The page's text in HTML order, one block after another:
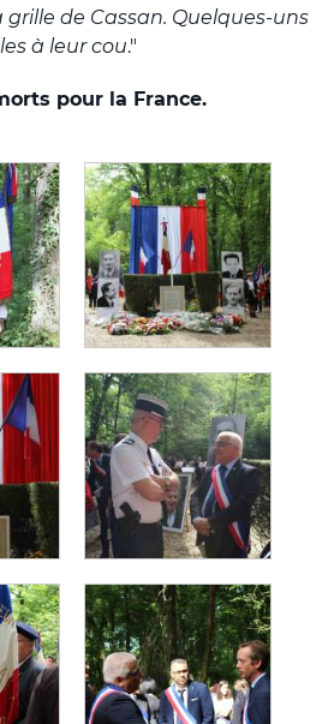
de Cassan. Quelques-uns
à leur cou."
pour la France.